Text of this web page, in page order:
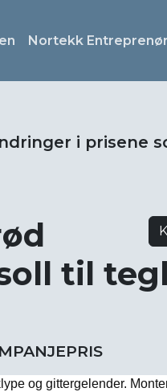
Nortekk Entreprenør
i prisene
til tegl
og gittergelender.